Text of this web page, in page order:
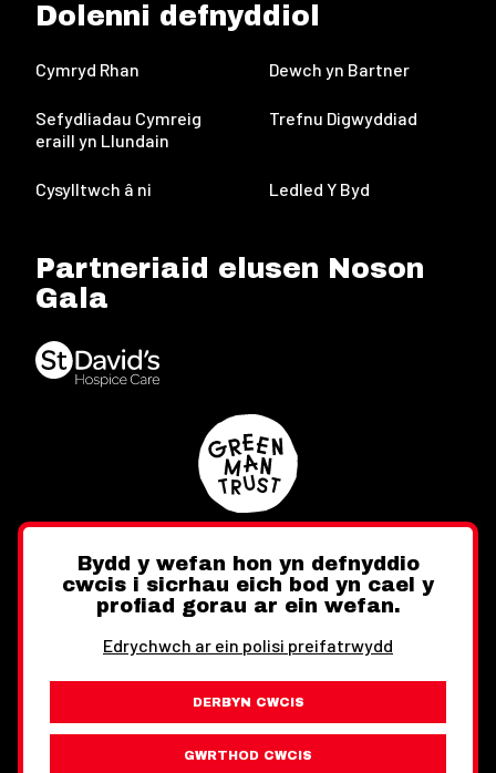
Dolenni defnyddiol
Cymryd Rhan Dewch yn Bartner
Sefydliadau Cymreig
eraill yn Llundain
Trefnu Digwyddiad
Cysylltwch â ni Ledled Y Byd
Partneriaid elusen Noson
Gala
Twitter FacebookInstagram
Ewch i'r Wefan Toward
Gwybodaeth Cyfreithiol
Bydd y wefan hon yn defnyddio
cwcis i sicrhau eich bod yn cael y
profiad gorau ar ein wefan.
Edrychwch ar ein polisi preifatrwydd
DERBYN CWCIS
GWRTHOD CWCIS